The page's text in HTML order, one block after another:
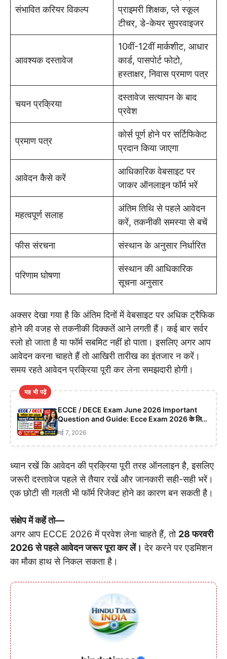
संभावित करियर विकल्प
प्राइमरी शिक्षक, प्ले स्कूल
टीचर, डे-केयर सुपरवाइजर
आवश्यक दस्तावेज
10वीं-12वीं मार्कशीट, आधार
कार्ड, पासपोर्ट फोटो,
हस्ताक्षर, निवास प्रमाण पत्र
चयन प्रक्रिया
दस्तावेज सत्यापन के बाद
प्रवेश
प्रमाण पत्र
कोर्स पूर्ण होने पर सर्टिफिकेट
प्रदान किया जाएगा
आवेदन कैसे करें
आधिकारिक वेबसाइट पर
जाकर ऑनलाइन फॉर्म भरें
महत्वपूर्ण सलाह
अंतिम तिथि से पहले आवेदन
करें, तकनीकी समस्या से बचें
फीस संरचना संस्थान के अनुसार निर्धारित
परिणाम घोषणा
संस्थान की आधिकारिक
सूचना अनुसार
अक्सर देखा गया है कि अंतिम दिनों में वेबसाइट पर अधिक ट्रैफिक
होने की वजह से तकनीकी दिक्कतें आने लगती हैं। कई बार सर्वर
स्लो हो जाता है या फॉर्म सबमिट नहीं हो पाता। इसलिए अगर आप
आवेदन करना चाहते हैं तो आखिरी तारीख का इंतजार न करें।
समय रहते आवेदन प्रक्रिया पूरी कर लेना समझदारी होगी।
यह भी पढ़ें
ECCE / DECE Exam June 2026 Important
Question and Guide: Ecce Exam 2026 के लिए
सबसे महत्वपूर्ण प्रश्न, तैयारी रणनीति और पूरी गाइड
मई 7, 2026
ध्यान रखें कि आवेदन की प्रक्रिया पूरी तरह ऑनलाइन है, इसलिए
जरूरी दस्तावेज पहले से तैयार रखें और जानकारी सही-सही भरें।
एक छोटी सी गलती भी फॉर्म रिजेक्ट होने का कारण बन सकती है।
संक्षेप में कहें तो—
अगर आप ECCE 2026 में प्रवेश लेना चाहते हैं, तो 28 फरवरी
2026 से पहले आवेदन जरूर पूरा कर लें। देर करने पर एडमिशन
का मौका हाथ से निकल सकता है।